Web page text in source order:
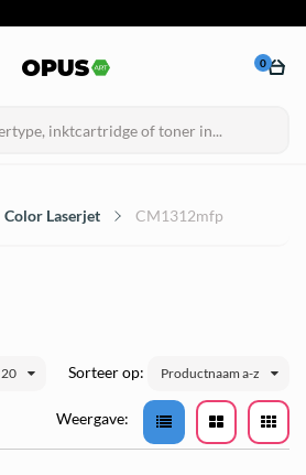
0
Color Laserjet CM1312mfp
Sorteer op: Productnaam a-z
20
Weergave: